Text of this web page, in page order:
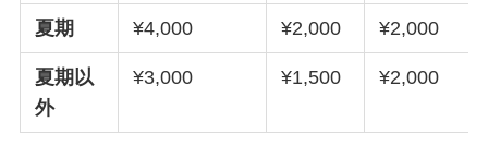
夏期 ¥4,000 ¥2,000 ¥2,000
夏期以
外
¥3,000 ¥1,500 ¥2,000